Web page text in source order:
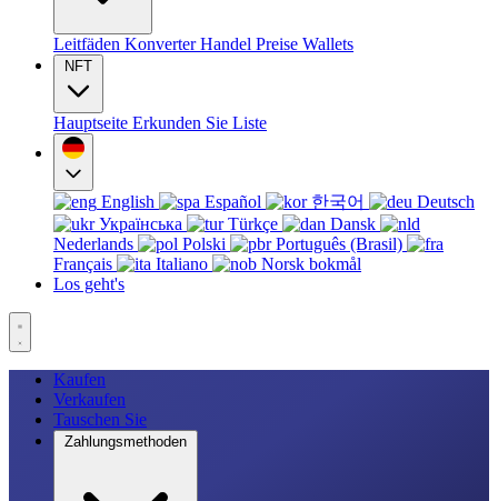
Leitfäden KonverterHandel Preise Wallets
NFT
Hauptseite Erkunden Sie Liste
English Español 한국어
Deutsch
Українська
Türkçe
Dansk
Nederlands
Polski
Português (Brasil)
Français
Italiano
Norsk bokmål
Los geht's
Kaufen
Verkaufen
Tauschen Sie
Zahlungsmethoden